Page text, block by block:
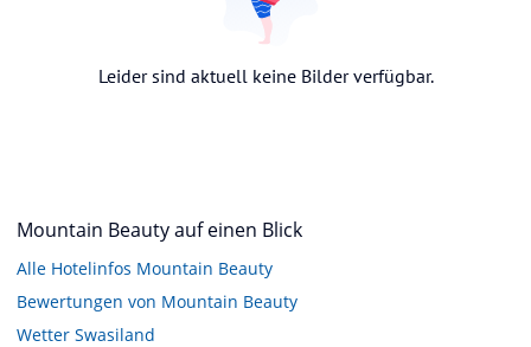
Leider sind aktuell keine Bilder verfügbar.
Mountain Beauty auf einen Blick
Alle Hotelinfos Mountain Beauty
Bewertungen von Mountain Beauty
Wetter Swasiland